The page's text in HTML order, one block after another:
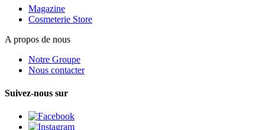
Magazine
Cosmeterie Store
A propos de nous
Notre Groupe
Nous contacter
Suivez-nous sur